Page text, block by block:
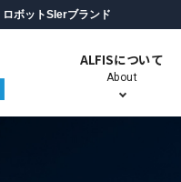
ボットSIerブランド
ALFISについて
About